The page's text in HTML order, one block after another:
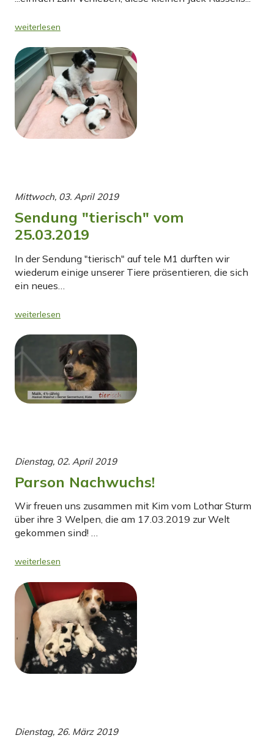
weiterlesen
Mittwoch, 03. April 2019
Sendung "tierisch" vom
25.03.2019
In der Sendung "tierisch" auf tele M1 durften wir
wiederum einige unserer Tiere präsentieren, die sich
ein neues…
weiterlesen
Dienstag, 02. April 2019
Parson Nachwuchs!
Wir freuen uns zusammen mit Kim vom Lothar Sturm
über ihre 3 Welpen, die am 17.03.2019 zur Welt
gekommen sind! …
weiterlesen
Dienstag, 26. März 2019